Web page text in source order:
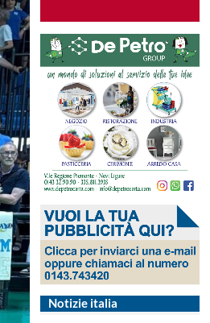
Notizie italia